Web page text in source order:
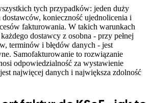
tych przypadków: jeden duży
konieczność ujednolicenia i
fakturowania. W takich warunkach
dostawcy z osobna - przy pełnej
terminów i błędów danych - jest
Samofakturowanie to rozwiązanie
odpowiedzialność za wystawienie
najwięcej danych i największa zdolność